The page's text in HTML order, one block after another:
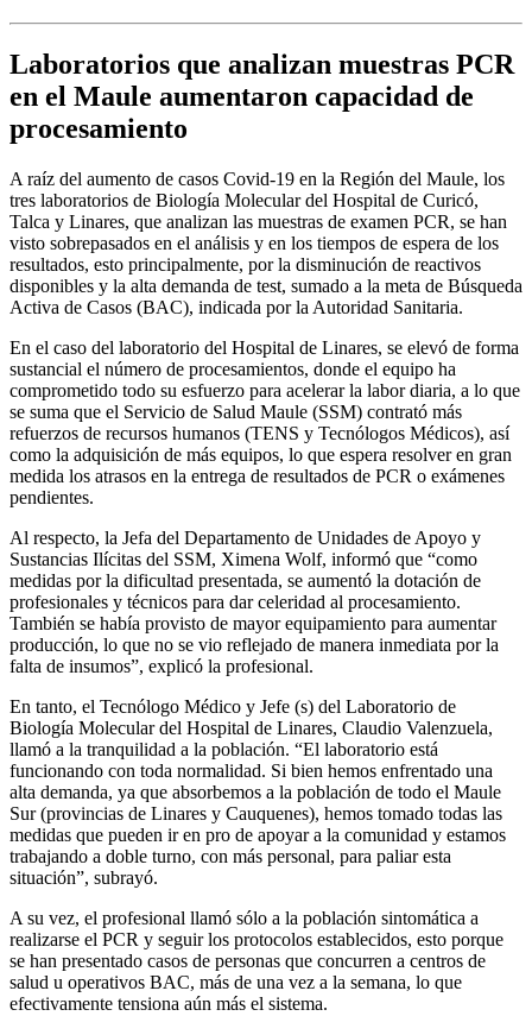
Laboratorios que analizan muestras PCR
en el Maule aumentaron capacidad de
procesamiento
A raíz del aumento de casos Covid-19 en la Región del Maule, los
tres laboratorios de Biología Molecular del Hospital de Curicó,
Talca y Linares, que analizan las muestras de examen PCR, se han
visto sobrepasados en el análisis y en los tiempos de espera de los
resultados, esto principalmente, por la disminución de reactivos
disponibles y la alta demanda de test, sumado a la meta de Búsqueda
Activa de Casos (BAC), indicada por la Autoridad Sanitaria.
En el caso del laboratorio del Hospital de Linares, se elevó de forma
sustancial el número de procesamientos, donde el equipo ha
comprometido todo su esfuerzo para acelerar la labor diaria, a lo que
se suma que el Servicio de Salud Maule (SSM) contrató más
refuerzos de recursos humanos (TENS y Tecnólogos Médicos), así
como la adquisición de más equipos, lo que espera resolver en gran
medida los atrasos en la entrega de resultados de PCR o exámenes
pendientes.
Al respecto, la Jefa del Departamento de Unidades de Apoyo y
Sustancias Ilícitas del SSM, Ximena Wolf, informó que “como
medidas por la dificultad presentada, se aumentó la dotación de
profesionales y técnicos para dar celeridad al procesamiento.
También se había provisto de mayor equipamiento para aumentar
producción, lo que no se vio reflejado de manera inmediata por la
falta de insumos”, explicó la profesional.
En tanto, el Tecnólogo Médico y Jefe (s) del Laboratorio de
Biología Molecular del Hospital de Linares, Claudio Valenzuela,
llamó a la tranquilidad a la población. “El laboratorio está
funcionando con toda normalidad. Si bien hemos enfrentado una
alta demanda, ya que absorbemos a la población de todo el Maule
Sur (provincias de Linares y Cauquenes), hemos tomado todas las
medidas que pueden ir en pro de apoyar a la comunidad y estamos
trabajando a doble turno, con más personal, para paliar esta
situación”, subrayó.
A su vez, el profesional llamó sólo a la población sintomática a
realizarse el PCR y seguir los protocolos establecidos, esto porque
se han presentado casos de personas que concurren a centros de
salud u operativos BAC, más de una vez a la semana, lo que
efectivamente tensiona aún más el sistema.